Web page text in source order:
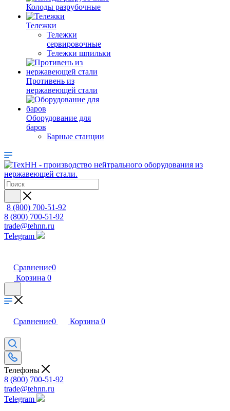
Колоды разрубочные
Тележки
Тележки
сервировочные
Тележки шпильки
Противень из
нержавеющей стали
Оборудование для
баров
Барные станции
8 (800) 700-51-92
8 (800) 700-51-92
trade@tehnn.ru
Telegram
Сравнение0
Корзина 0
Сравнение0 Корзина 0
Телефоны
8 (800) 700-51-92
trade@tehnn.ru
Telegram